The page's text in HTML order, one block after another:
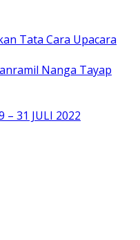
Tata Cara Upacara
Nanga Tayap
– 31 JULI 2022